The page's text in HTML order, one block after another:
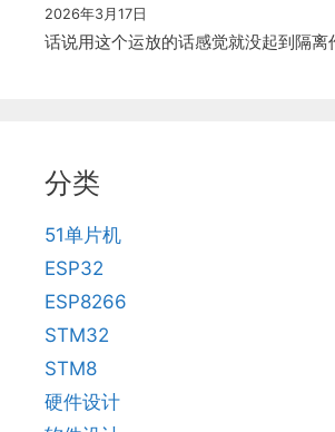
2026年3月17日
话说用这个运放的话感觉就没起到隔离
分类
51单片机
ESP32
ESP8266
STM32
STM8
硬件设计